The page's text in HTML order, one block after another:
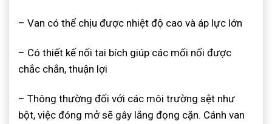
– Van có thể chịu được nhiệt độ cao và áp lực lớn
– Có thiết kế nối tai bích giúp các mối nối được
chắc chắn, thuận lợi
– Thông thường đối với các môi trường sệt như
bột, việc đóng mở sẽ gây lắng đọng cặn. Cánh van